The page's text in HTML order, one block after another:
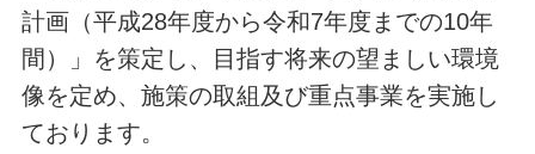
計画（平成28年度から令和7年度までの10年
間）」を策定し、目指す将来の望ましい環境
像を定め、施策の取組及び重点事業を実施し
ております。